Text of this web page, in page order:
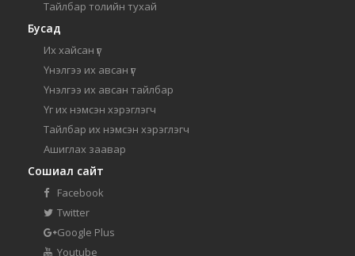
Тайлбар толийн тухай
Бусад
Их хайсан үг
Үнэлгээ их авсан үг
Үнэлгээ их авсан тайлбар
Үг их нэмсэн хэрэглэгч
Тайлбар их нэмсэн хэрэглэгч
Ашиглах заавар
Сошиал сайт
Facebook
Twitter
Google Plus
Youtube